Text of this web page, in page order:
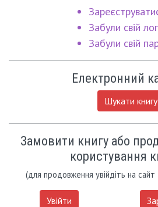
Забули свій
Забули свій
Електронний
Шукати книгу
Замовити книгу або
користування
(для продовження увійдіть на
Увійти